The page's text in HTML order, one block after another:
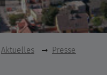
Aktuelles
Presse